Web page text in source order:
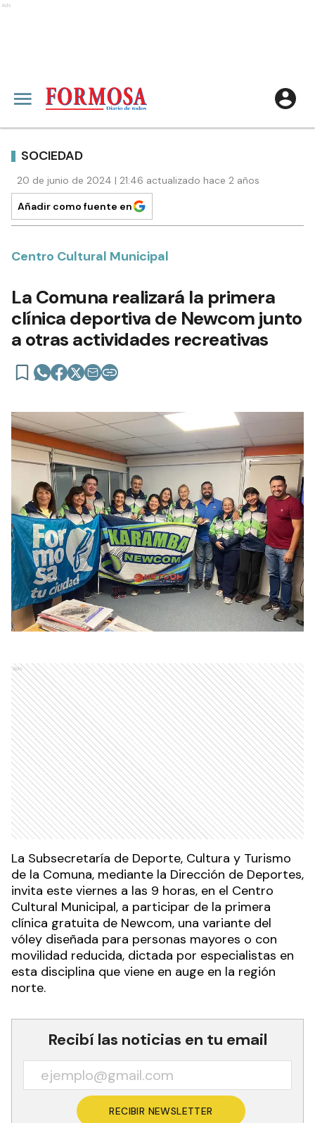
Ads
SOCIEDAD
20 de junio de 2024 | 21:46 actualizado hace 2 años
Añadir como fuente en
Centro Cultural Municipal
La Comuna realizará la primera
clínica deportiva de Newcom junto
a otras actividades recreativas
Ads
La Subsecretaría de Deporte, Cultura y Turismo
de la Comuna, mediante la Dirección de Deportes,
invita este viernes a las 9 horas, en el Centro
Cultural Municipal, a participar de la primera
clínica gratuita de Newcom, una variante del
vóley diseñada para personas mayores o con
movilidad reducida, dictada por especialistas en
esta disciplina que viene en auge en la región
norte.
Recibí las noticias en tu email
RECIBIR NEWSLETTER